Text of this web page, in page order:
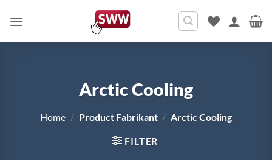
naar
Arctic Cooling
Home / Product Fabrikant / Arctic Cooling
FILTER